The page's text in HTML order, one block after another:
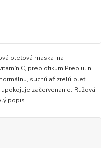
pleťová maska ​​Ina
C, prebiotikum Prebiulin
suchú až zrelú pleť.
začervenanie. Ružová
popis